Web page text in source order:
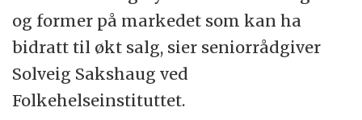
og former på markedet som kan ha
bidratt til økt salg, sier seniorrådgiver
Solveig Sakshaug ved
Folkehelseinstituttet.